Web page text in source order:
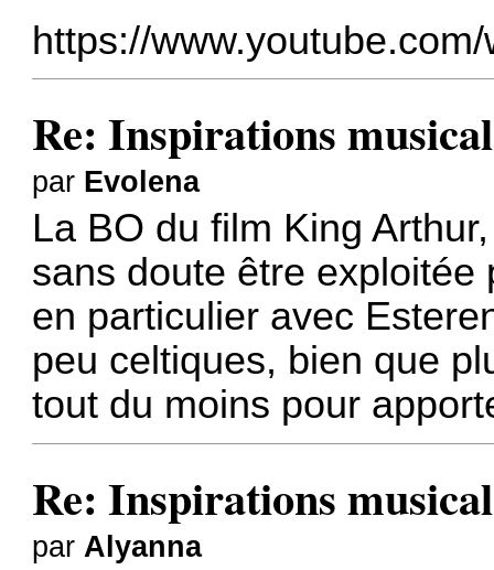
https://
Re: Inspirations
par Evolena
La BO du film King
sans doute être
en particulier avec
peu celtiques, bien que
tout du moins pour
Re: Inspirations
par Alyanna